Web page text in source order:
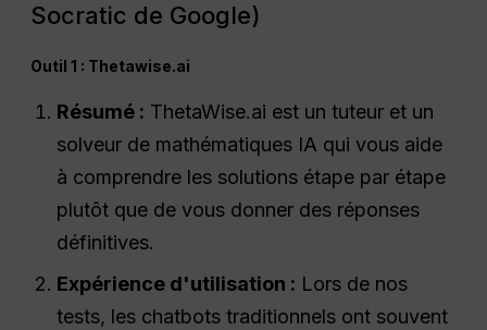
Socratic de Google)
Outil 1 : Thetawise.ai
Résumé : ThetaWise.ai est un tuteur et un
solveur de mathématiques IA qui vous aide
à comprendre les solutions étape par étape
plutôt que de vous donner des réponses
définitives.
Expérience d'utilisation : Lors de nos
tests, les chatbots traditionnels ont souvent